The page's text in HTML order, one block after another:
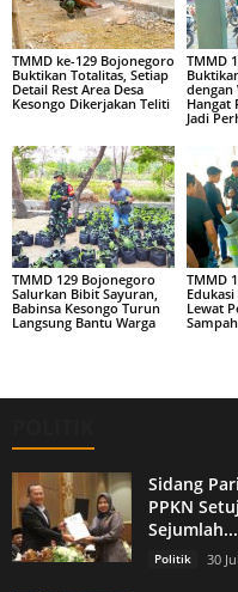
TMMD ke-129 Bojonegoro
Buktikan Totalitas, Setiap
Detail Rest Area Desa
Kesongo Dikerjakan Teliti
TMMD
dengan
Hangat
Jadi
TMMD 129 Bojonegoro
Salurkan Bibit Sayuran,
Babinsa Kesongo Turun
Langsung Bantu Warga
TMMD
Lewat
Sampah
Sidang
PPKN
Sejumlah...
Politik 30